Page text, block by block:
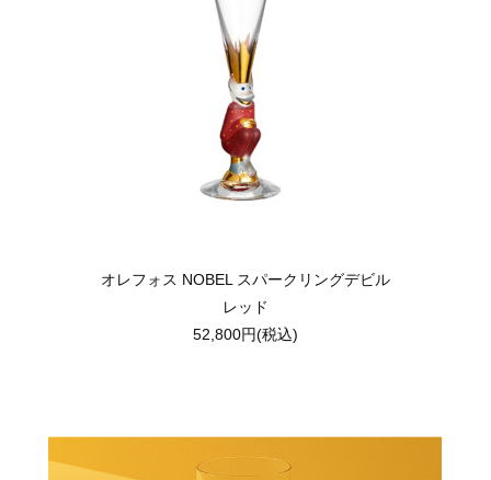
オレフォス NOBEL スパークリングデビル
レッド
52,800円(税込)